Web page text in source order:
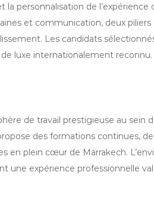
la personnalisation de l’expérience
et communication, deux piliers
Les candidats
luxe internationalement reconnu.
de travail prestigieuse au sein
des formations continues,
en plein cœur de Marrakech.
une expérience professionnelle